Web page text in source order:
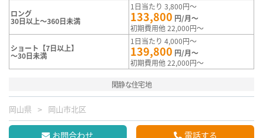
ロング
30日以上～360日未満
1日当たり 3,800円～
133,800 円/月～
初期費用他 22,000円～
ショート【7日以上】
～30日未満
1日当たり 4,000円～
139,800 円/月～
初期費用他 22,000円～
閑静な住宅地
岡山県 岡山市北区
お問合わせ 電話する